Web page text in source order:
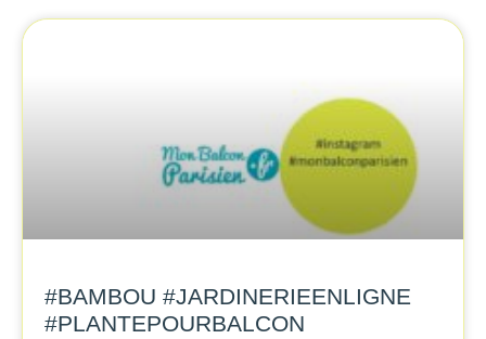
#BAMBOU #JARDINERIEENLIGNE
#PLANTEPOURBALCON